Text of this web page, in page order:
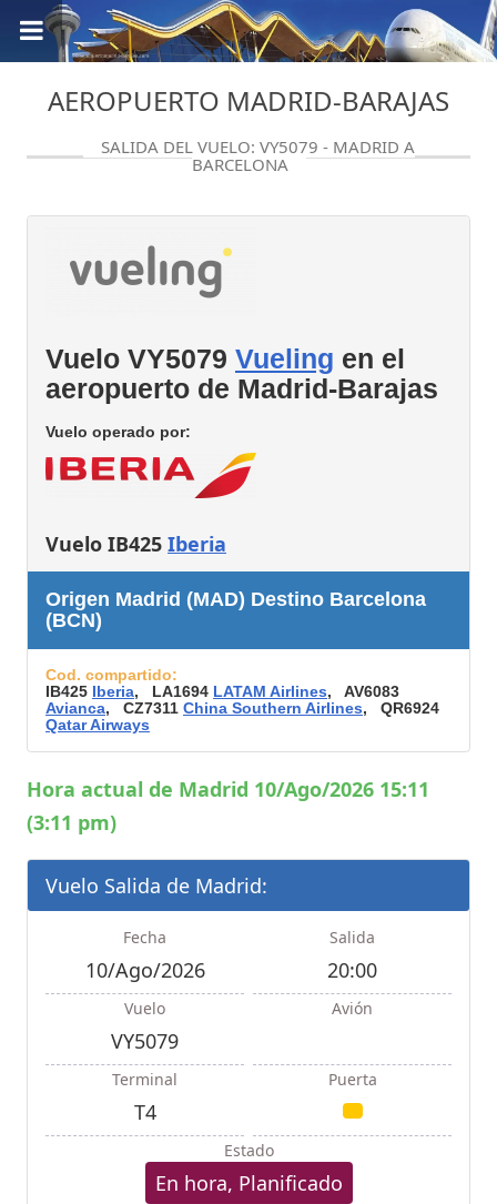
AEROPUERTO MADRID-BARAJAS
SALIDA DEL VUELO: VY5079 - MADRID A
BARCELONA
Vuelo VY5079 Vueling en el
aeropuerto de Madrid-Barajas
Vuelo operado por:
Vuelo IB425 Iberia
Origen Madrid (MAD) Destino Barcelona
(BCN)
Cod. compartido:
IB425 Iberia, LA1694 LATAM Airlines, AV6083
Avianca, CZ7311 China Southern Airlines, QR6924
Qatar Airways
Hora actual de Madrid 10/Ago/2026 15:11
(3:11 pm)
Vuelo Salida de Madrid:
Fecha
10/Ago/2026
Salida
20:00
Vuelo
VY5079
Avión
Terminal
T4
Puerta
Estado
En hora, Planificado